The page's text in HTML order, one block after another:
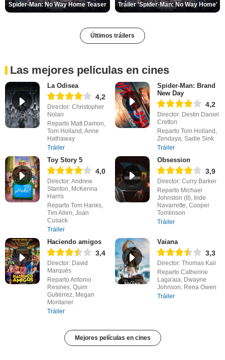
Spider-Man: No Way Home Teaser Tráiler 'Spider-Man: No Way Home'
Últimos tráilers
Las mejores películas en cines
La Odisea
4,2
Director: Christopher
Nolan
Reparto Matt Damon,
Tom Holland, Anne
Hathaway
Tráiler
Spider-Man: Brand
New Day
4,2
Director: Destin Daniel
Cretton
Reparto Tom Holland,
Zendaya, Sadie Sink
Tráiler
Toy Story 5
4,0
Director: Andrew
Stanton, McKenna
Harris
Reparto Tom Hanks,
Tim Allen, Joan
Cusack
Tráiler
Obsession
3,9
Director: Curry Barker
Reparto Michael
Johnston (II), Inde
Navarrette, Cooper
Tomlinson
Tráiler
Haciendo amigos
3,4
Director: David
Marqués
Reparto Antonio
Resines, Quim
Gutiérrez, Megan
Montaner
Tráiler
Vaiana
3,3
Director: Thomas Kail
Reparto Catherine
Laga'aia, Dwayne
Johnson, Rena Owen
Tráiler
Mejores películas en cines